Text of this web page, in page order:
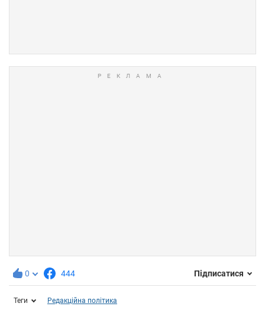
0 444 Підписатися
Теги Редакційна політика